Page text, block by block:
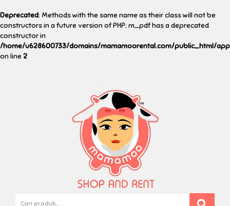
Deprecated: Methods with the same name as their class will not be
constructors in a future version of PHP; m_pdf has a deprecated
constructor in
/home/u628600733/domains/mamamoorental.com/public_html/
on line 2